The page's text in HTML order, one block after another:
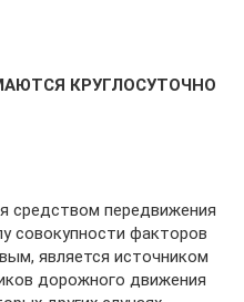
КРУГЛОСУТОЧНО
средством передвижения
совокупности факторов
является источником
дорожного движения